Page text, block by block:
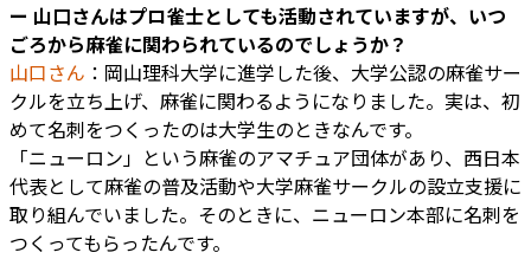
ー 山口さんはプロ雀士としても活動されていますが、いつ
ごろから麻雀に関わられているのでしょうか？
山口さん ：岡山理科大学に進学した後、大学公認の麻雀サー
クルを立ち上げ、麻雀に関わるようになりました。実は、初
めて名刺をつくったのは大学生のときなんです。
「ニューロン」という麻雀のアマチュア団体があり、西日本
代表として麻雀の普及活動や大学麻雀サークルの設立支援に
取り組んでいました。そのときに、ニューロン本部に名刺を
つくってもらったんです。